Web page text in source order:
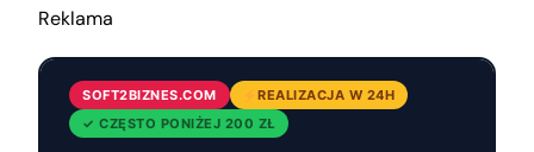
Reklama
SOFT2BIZNES.COM
REALIZACJA W 24H
✓ CZĘSTO PONIŻEJ 200 ZŁ